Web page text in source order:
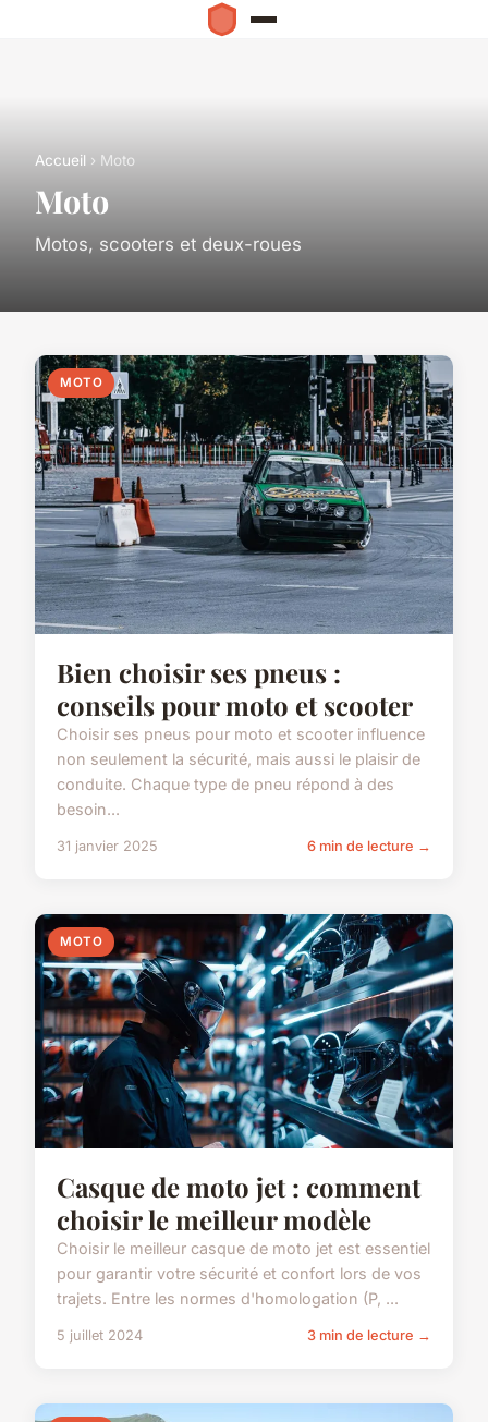
Accueil › Moto
Moto
Motos, scooters et deux-roues
MOTO
Bien choisir ses pneus :
conseils pour moto et scooter
Choisir ses pneus pour moto et scooter influence
non seulement la sécurité, mais aussi le plaisir de
conduite. Chaque type de pneu répond à des
besoin...
31 janvier 2025 6 min de lecture →
MOTO
Casque de moto jet : comment
choisir le meilleur modèle
Choisir le meilleur casque de moto jet est essentiel
pour garantir votre sécurité et confort lors de vos
trajets. Entre les normes d'homologation (P, ...
5 juillet 2024 3 min de lecture →